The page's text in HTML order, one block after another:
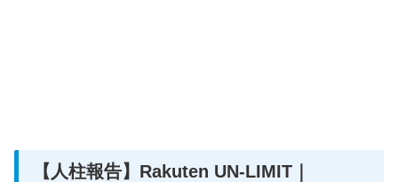
【人柱報告】Rakuten UN-LIMIT｜